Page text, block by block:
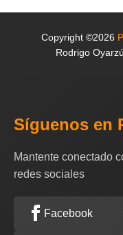
Copyright ©2026
Rodrigo
Síguenos en
Mantente conectado
redes sociales
Facebook